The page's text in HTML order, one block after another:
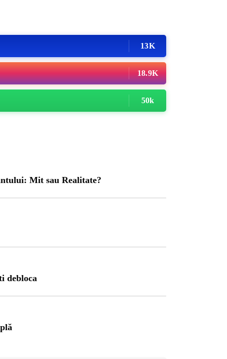
13K
18.9K
50k
Mit sau Realitate?
debloca
Trei Defileuri a
Rotația Pământului: